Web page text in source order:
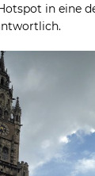
in eine